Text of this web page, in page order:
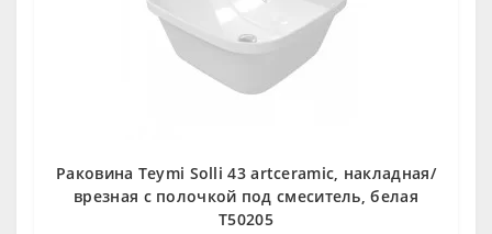
Раковина Teymi Solli 43 artceramic, накладная/
врезная с полочкой под смеситель, белая
T50205